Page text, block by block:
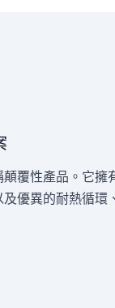
覆性產品。它
優異的耐熱循